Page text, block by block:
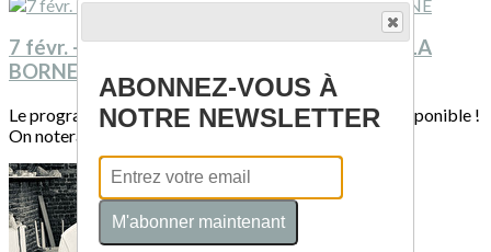
7 févr. - 31 déc. 2026 : programme du CCC LA
BORNE
Le programme du CCCLB pour 2026 est désormais disponible !
On notera une rétrospective de Marc...
ABONNEZ-VOUS À
NOTRE NEWSLETTER
M'abonner maintenant